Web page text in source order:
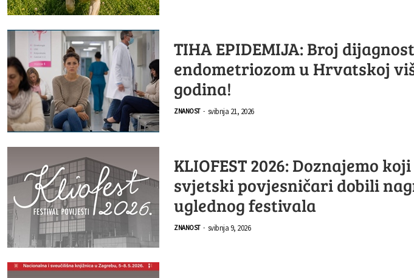
TIHA EPIDEMIJA: Broj
endometriozom u Hrvatskoj
godina!
ZNANOST - svibnja 21, 2026
KLIOFEST 2026: Doznajemo
svjetski povjesničari dobili
uglednog festivala
ZNANOST - svibnja 9, 2026